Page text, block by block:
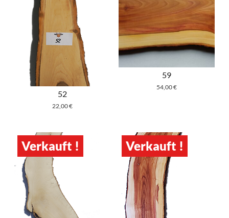
52
22,00€
59
54,00€
Verkauft ! Verkauft !